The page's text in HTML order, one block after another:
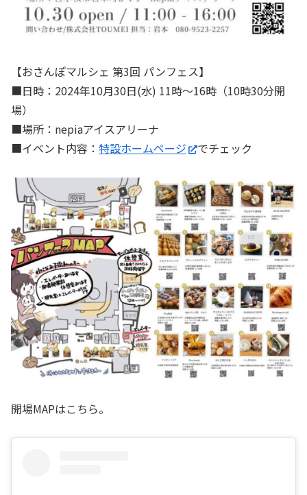
【おさんぽマルシェ 第3回 パンフェス】
■日時：2024年10月30日(水) 11時〜16時（10時30分開
場）
■場所：nepiaアイスアリーナ
■イベント内容： 特設ホームページ でチェック
開場MAPはこちら。